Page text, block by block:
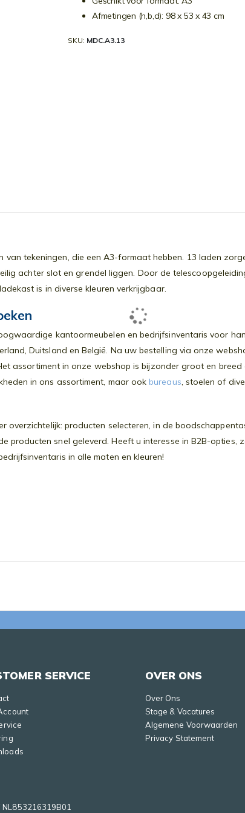
Afmetingen (h,b,d): 98 x 53 x 43 cm
SKU MDC.A3.13
van tekeningen, die een A3-formaat hebben. 13 laden
achter slot en grendel liggen. Door de
is in diverse kleuren verkrijgbaar.
kantoormeubelen en bedrijfsinventaris voor
Duitsland en België. Na uw bestelling via onze
assortiment in onze webshop is bijzonder groot en
in ons assortiment, maar ook bureaus, stoelen of
overzichtelijk: producten selecteren, in de
producten snel geleverd. Heeft u interesse in B2B-
in alle maten en kleuren!
SERVICE
NL853216319B01
OVER ONS
Over Ons
Stage & Vacatures
Algemene Voorwaarden
Privacy Statement